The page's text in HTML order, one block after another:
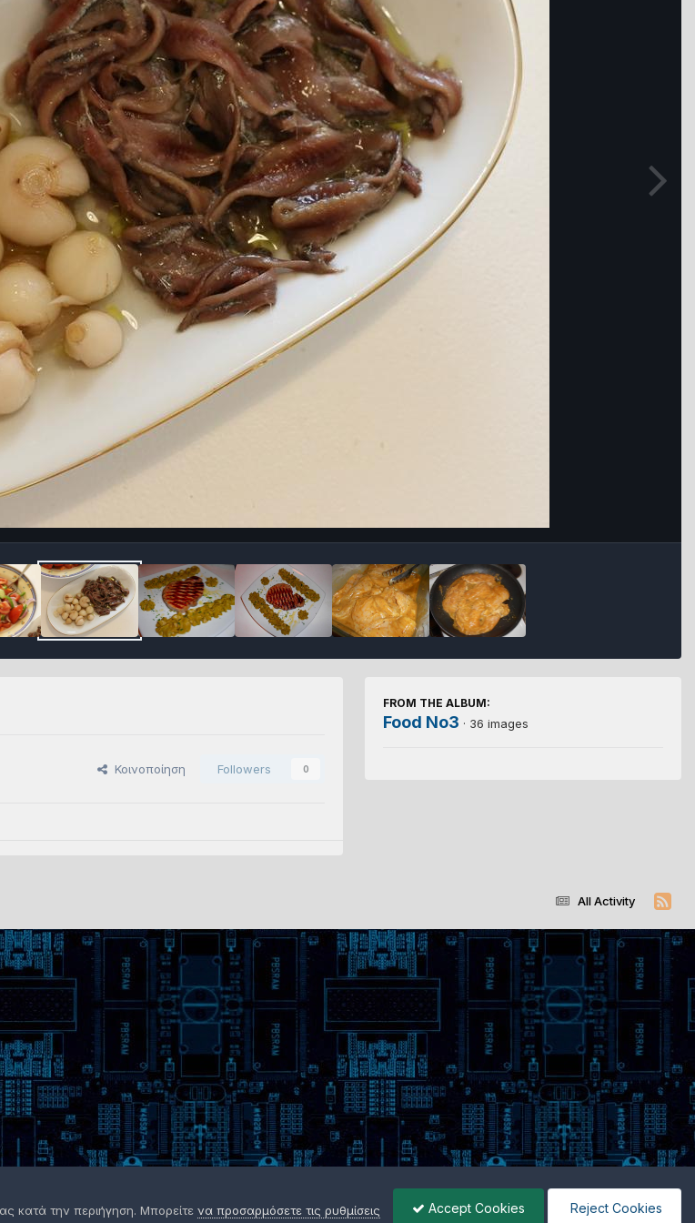
Κοινοποίηση Followers 0
FROM THE ALBUM:
Food No3 · 36 images
All Activity
κατά την περιήγηση. Μπορείτε να προσαρμόσετε τις ρυθμίσεις
Accept Cookies Reject Cookies